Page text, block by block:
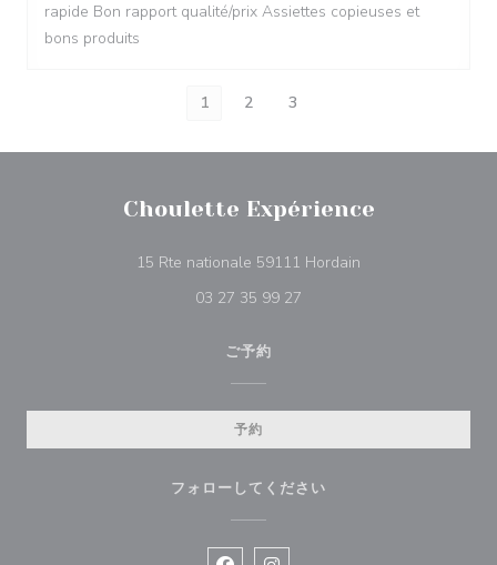
rapide Bon rapport qualité/prix Assiettes copieuses et
bons produits
1 2 3
Choulette Expérience
15 Rte nationale 59111 Hordain
03 27 35 99 27
ご予約
予約
フォローしてください